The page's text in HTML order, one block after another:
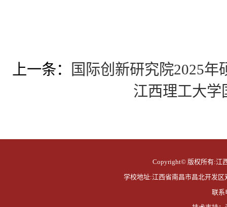
上一条：
国际创新研究院2025
江西理工大学
Copyright© 版权所有:江
学校地址:江西省南昌市昌北开发
联系